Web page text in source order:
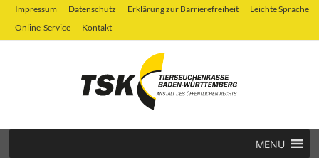
Zum
Inhalt
springen
Impressum Datenschutz Erklärung zur Barrierefreiheit
Leichte Sprache
Online-Service
Kontakt
Tierseuchenkasse
MENU